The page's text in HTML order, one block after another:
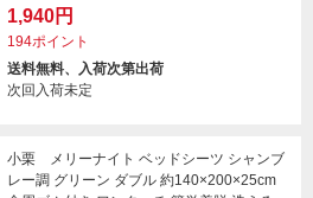
1,940円
194ポイント
送料無料、入荷次第出荷
次回入荷未定
小栗 メリーナイト ベッドシーツ シャンブ
レー調 グリーン ダブル 約140×200×25cm